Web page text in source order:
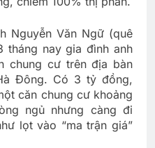
Nguyễn Văn Ngữ (quê
tháng nay gia đình anh
chung cư trên địa bàn
Đông. Có 3 tỷ đồng,
căn chung cư khoảng
ngủ nhưng càng đi
lọt vào “ma trận giá”